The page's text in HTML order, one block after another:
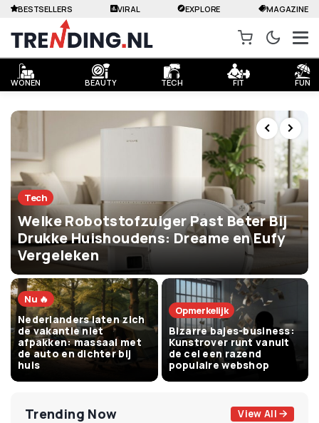
WONEN BEAUTY TECH FIT FUN
BESTSELLERS VIRAL EXPLORE MAGAZINE
Tech
Welke Robotstofzuiger Past Beter Bij
Drukke Huishoudens: Dreame en Eufy
Vergeleken
Nu 🔥
Nederlanders laten zich
de vakantie niet
afpakken: massaal met
de auto en dichter bij
huis
Opmerkelijk
Bizarre bajes-business:
Kunstrover runt vanuit
de cel een razend
populaire webshop
Trending Now View All